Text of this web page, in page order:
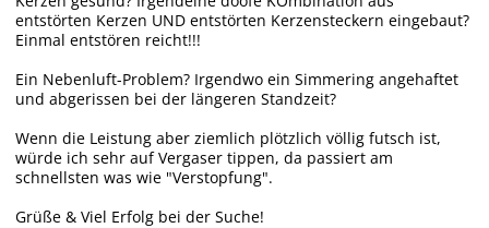
entstörten Kerzen UND entstörten Kerzensteckern eingebaut?
Einmal entstören reicht!!!
Ein Nebenluft-Problem? Irgendwo ein Simmering angehaftet
und abgerissen bei der längeren Standzeit?
Wenn die Leistung aber ziemlich plötzlich völlig futsch ist,
würde ich sehr auf Vergaser tippen, da passiert am
schnellsten was wie "Verstopfung".
Grüße & Viel Erfolg bei der Suche!